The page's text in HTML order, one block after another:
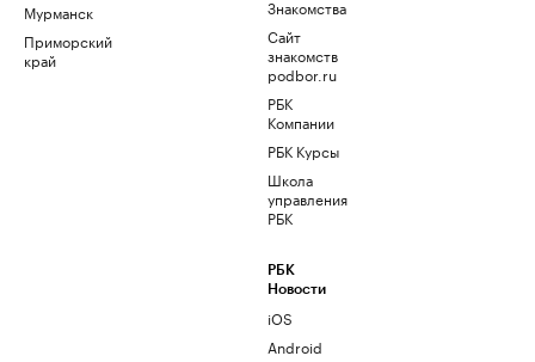
Мурманск
Приморский
край
Знакомства
Сайт
знакомств
podbor.ru
РБК
Компании
РБК Курсы
Школа
управления
РБК
РБК
Новости
iOS
Android